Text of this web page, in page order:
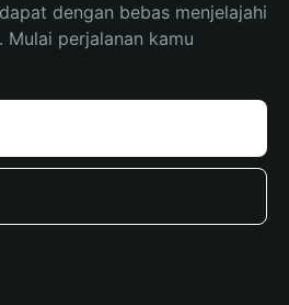
dengan bebas menjelajahi
perjalanan kamu